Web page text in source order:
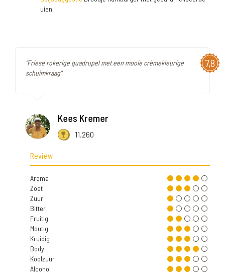
uien.
7,8
"Friese rokerige quadrupel met een mooie crèmekleurige
schuimkraag"
Kees Kremer
11.260
Review
Aroma
Zoet
Zuur
Bitter
Fruitig
Moutig
Kruidig
Body
Koolzuur
Alcohol